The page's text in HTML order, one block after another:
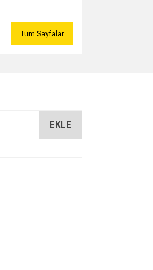
Tüm Sayfalar
EKLE